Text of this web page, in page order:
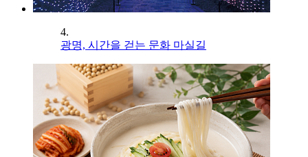
4.
광명, 시간을 걷는 문화 마실길